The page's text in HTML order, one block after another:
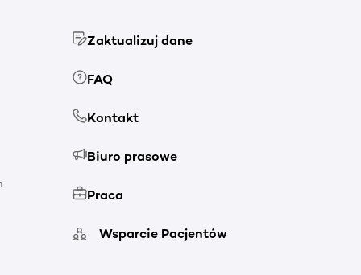
Zaktualizuj dane
FAQ
Kontakt
Biuro prasowe
Praca
Wsparcie Pacjentów